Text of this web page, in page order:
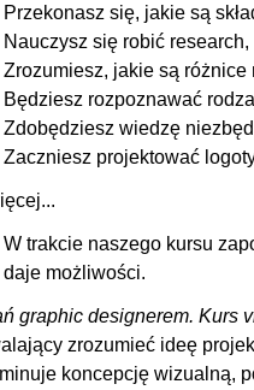
Przekonasz się, jakie są
Nauczysz się robić
Zrozumiesz, jakie są
Będziesz rozpoznawać
Zdobędziesz wiedzę
Zaczniesz projektować
W trakcie naszego kursu
daje możliwości.
graphic designerem. Kurs
zrozumieć ideę
koncepcję wizualną,